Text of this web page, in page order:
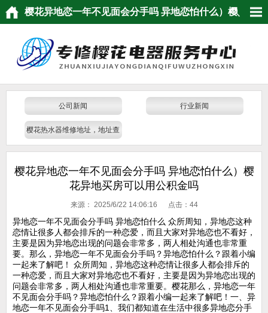
樱花异地恋一年不见面会分手吗 异地恋怕什么）樱
公司新闻 行业新闻
樱花热水器维修地址，地址查
樱花异地恋一年不见面会分手吗 异地恋怕什么）樱
花异地买房可以用公积金吗
来源： 2025/6/22 14:06:16 点击： 44
异地恋一年不见面会分手吗 异地恋怕什么 众所周知，异地恋这种
恋情让很多人都会排斥的一种恋爱，而且大家对异地恋也不看好，
主要是因为异地恋出现的问题会非常多，两人相处沟通也非常重
要。那么，异地恋一年不见面会分手吗？异地恋怕什么？跟着小编
一起来了解吧！ 众所周知，异地恋这种恋情让很多人都会排斥的
一种恋爱，而且大家对异地恋也不看好，主要是因为异地恋出现的
问题会非常多，两人相处沟通也非常重要。樱花那么，异地恋一年
不见面会分手吗？异地恋怕什么？跟着小编一起来了解吧！一、异
地恋一年不见面会分手吗1、我们都知道在生活中很多异地恋分手